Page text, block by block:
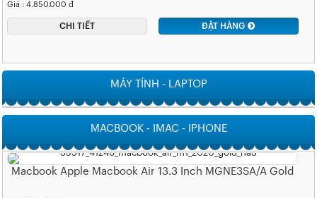
Giá : 4.850.000 đ
CHI TIẾT ĐẶT HÀNG
MÁY TÍNH - LAPTOP
MACBOOK - IMAC - IPHONE
Macbook Apple Macbook Air 13.3 Inch MGNE3SA/A Gold